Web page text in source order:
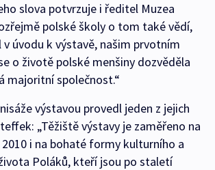
slova potvrzuje i ředitel Muzea
polské školy o tom také vědí,
v úvodu k výstavě, našim prvotním
o životě polské menšiny dozvěděla
majoritní společnost.“
výstavou provedl jeden z jejich
„Těžiště výstavy je zaměřeno na
i na bohaté formy kulturního a
Poláků, kteří jsou po staletí